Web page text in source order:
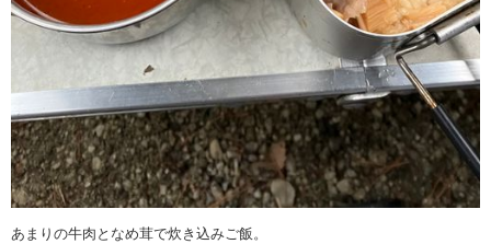
あまりの牛肉となめ茸で炊き込みご飯。